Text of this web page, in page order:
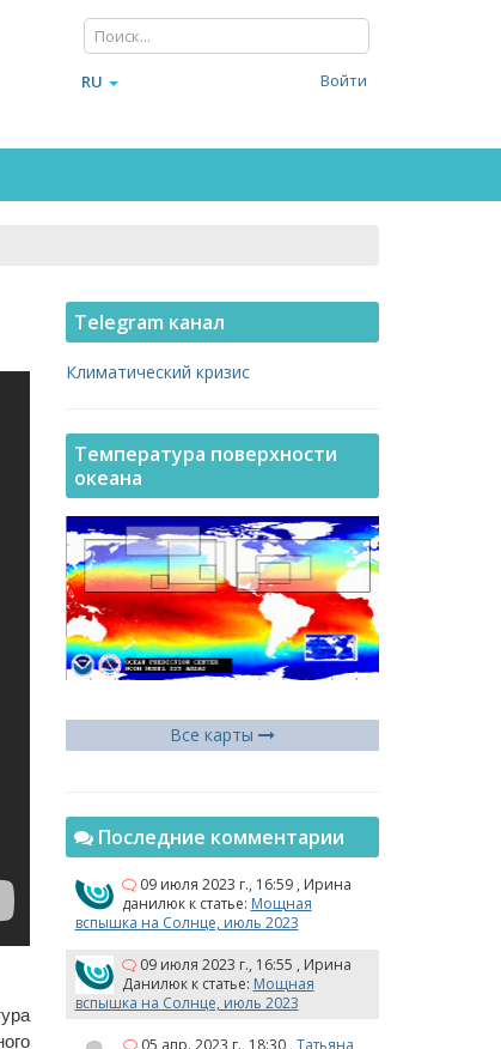
RU Войти
Telegram канал
Климатический кризис
Температура поверхности
океана
Все карты
Последние комментарии
09 июля 2023 г., 16:59 , Ирина
данилюк к статье: Мощная
вспышка на Солнце, июль 2023
09 июля 2023 г., 16:55 , Ирина
Данилюк к статье: Мощная
вспышка на Солнце, июль 2023
05 апр. 2023 г., 18:30 , Татьяна